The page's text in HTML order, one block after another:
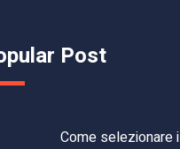
Post
Come selezionare i